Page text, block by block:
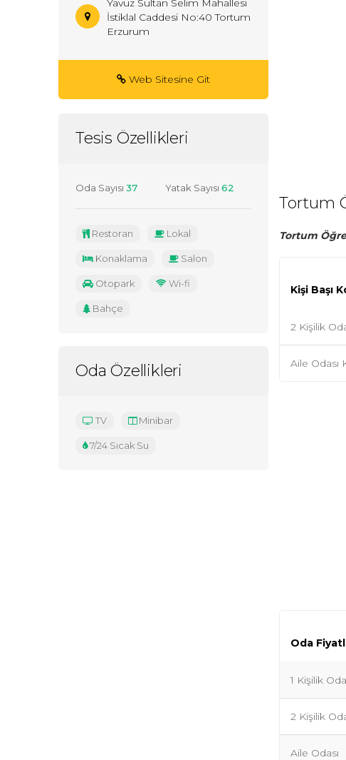
Tortum
Tortum
Kişi Başı
2 Kişilik
Aile Odası
Oda
1 Kişilik Oda
2 Kişilik
Aile Odası
Yavuz Sultan Selim Mahallesi
İstiklal Caddesi No:40 Tortum
Erzurum
Web Sitesine Git
Tesis Özellikleri
Oda Sayısı 37 Yatak Sayısı 62
Restoran Lokal
Konaklama Salon
Otopark Wi-fi
Bahçe
Oda Özellikleri
TV Minibar
7/24 Sıcak Su